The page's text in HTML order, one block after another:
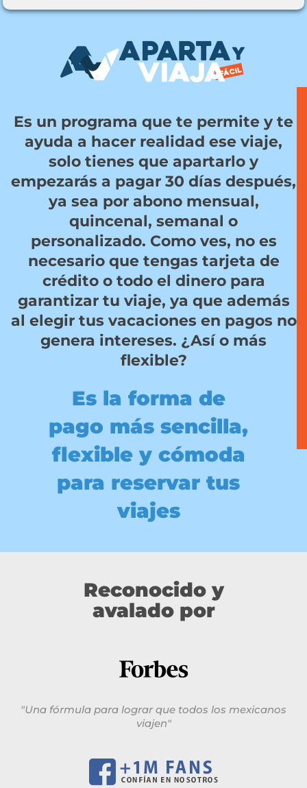
Es un programa que te permite y te
ayuda a hacer realidad ese viaje,
solo tienes que apartarlo y
empezarás a pagar 30 días después,
ya sea por abono mensual,
quincenal, semanal o
personalizado. Como ves, no es
necesario que tengas tarjeta de
crédito o todo el dinero para
garantizar tu viaje, ya que además
al elegir tus vacaciones en pagos no
genera intereses. ¿Así o más
flexible?
Es la forma de
pago más sencilla,
flexibley cómoda
para reservar tus
viajes
Reconocido y
avalado por
"Una fórmula para lograr que todos los mexicanos
viajen"